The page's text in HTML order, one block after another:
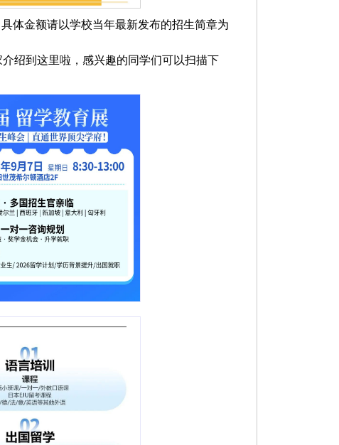
体金额请以学校当年最新发布的招生简章为
绍到这里啦，感兴趣的同学们可以扫描下